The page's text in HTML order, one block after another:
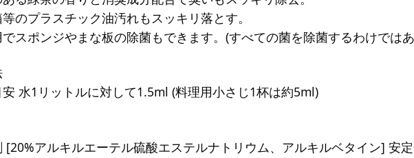
等のプラスチック油汚れもスッキリ落とす。
でスポンジやまな板の除菌もできます。(すべての菌を除菌するわけでは
水1リットルに対して1.5ml (料理用小さじ1杯は約5ml)
[20%アルキルエーテル硫酸エステルナトリウム、アルキルベタイン] 安